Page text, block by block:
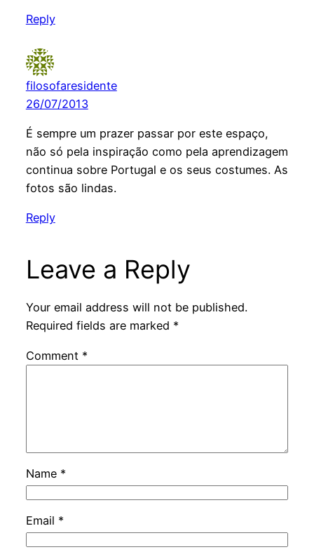
Reply
filosofaresidente
26/07/2013
É sempre um prazer passar por este espaço,
não só pela inspiração como pela aprendizagem
continua sobre Portugal e os seus costumes. As
fotos são lindas.
Reply
Leave a Reply
Your email address will not be published.
Required fields are marked *
Comment *
Name *
Email *